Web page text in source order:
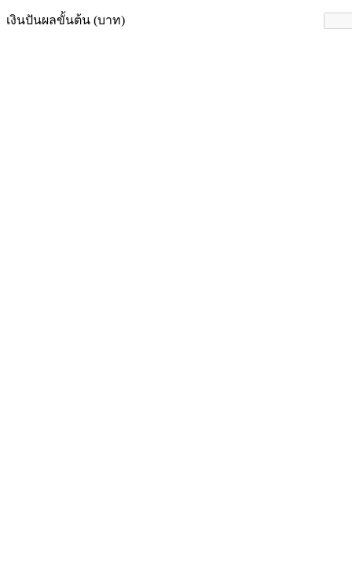
เงินปันผลขั้นต้น (บาท)